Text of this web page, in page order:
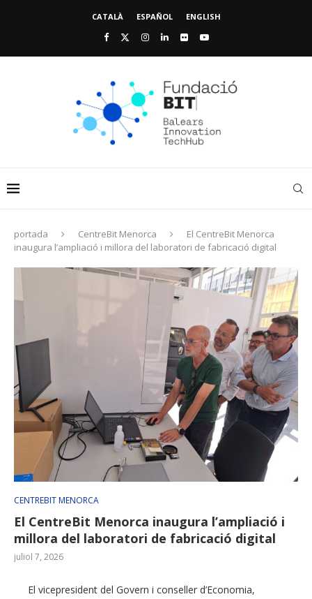
CATALÀ ESPAÑOL ENGLISH
portada CentreBit Menorca
El CentreBit Menorca
inaugura l’ampliació i millora del laboratori de fabricació digital
CENTREBIT MENORCA
El CentreBit Menorca inaugura l’ampliació i
millora del laboratori de fabricació digital
juliol 7, 2026
El vicepresident del Govern i conseller d’Economia,